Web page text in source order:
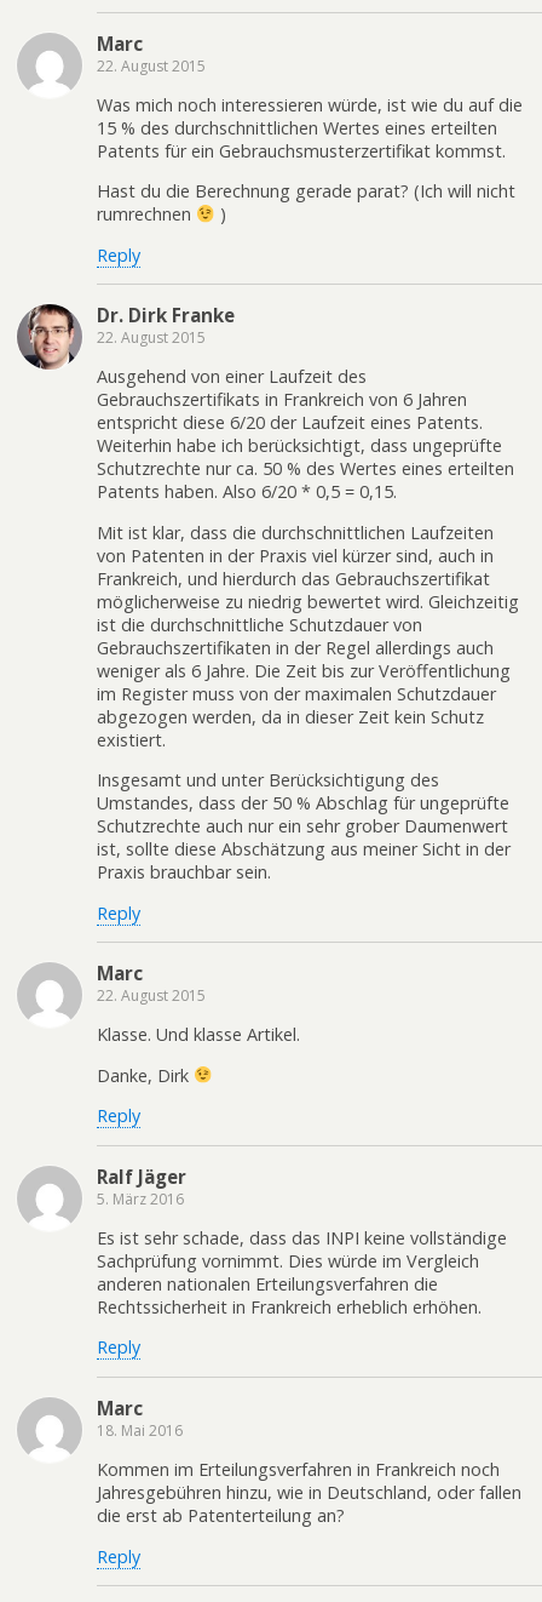
Marc
22. August 2015
Was mich noch interessieren würde, ist wie du auf die
15 % des durchschnittlichen Wertes eines erteilten
Patents für ein Gebrauchsmusterzertifikat kommst.
Hast du die Berechnung gerade parat? (Ich will nicht
rumrechnen
)
Reply
Dr. Dirk Franke
22. August 2015
Ausgehend von einer Laufzeit des
Gebrauchszertifikats in Frankreich von 6 Jahren
entspricht diese 6/20 der Laufzeit eines Patents.
Weiterhin habe ich berücksichtigt, dass ungeprüfte
Schutzrechte nur ca. 50 % des Wertes eines erteilten
Patents haben. Also 6/20 * 0,5 = 0,15.
Mit ist klar, dass die durchschnittlichen Laufzeiten
von Patenten in der Praxis viel kürzer sind, auch in
Frankreich, und hierdurch das Gebrauchszertifikat
möglicherweise zu niedrig bewertet wird. Gleichzeitig
ist die durchschnittliche Schutzdauer von
Gebrauchszertifikaten in der Regel allerdings auch
weniger als 6 Jahre. Die Zeit bis zur Veröffentlichung
im Register muss von der maximalen Schutzdauer
abgezogen werden, da in dieser Zeit kein Schutz
existiert.
Insgesamt und unter Berücksichtigung des
Umstandes, dass der 50 % Abschlag für ungeprüfte
Schutzrechte auch nur ein sehr grober Daumenwert
ist, sollte diese Abschätzung aus meiner Sicht in der
Praxis brauchbar sein.
Reply
Marc
22. August 2015
Klasse. Und klasse Artikel.
Danke, Dirk
Reply
Ralf Jäger
5. März 2016
Es ist sehr schade, dass das INPI keine vollständige
Sachprüfung vornimmt. Dies würde im Vergleich
anderen nationalen Erteilungsverfahren die
Rechtssicherheit in Frankreich erheblich erhöhen.
Reply
Marc
18. Mai 2016
Kommen im Erteilungsverfahren in Frankreich noch
Jahresgebühren hinzu, wie in Deutschland, oder fallen
die erst ab Patenterteilung an?
Reply